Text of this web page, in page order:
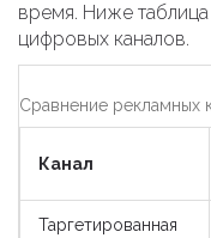
время. Ниже
цифровых каналов.
Сравнение рекламных
Канал
Таргетированная